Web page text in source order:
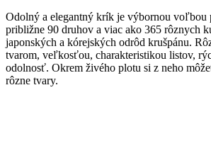
Odolný a elegantný krík je výbornou voľbou
približne 90 druhov a viac ako 365 rôznych
japonských a kórejských odrôd krušpánu.
tvarom, veľkosťou, charakteristikou listov,
odolnosť. Okrem živého plotu si z neho
rôzne tvary.